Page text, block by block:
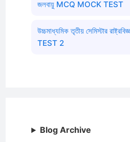
জলবায়ু MCQ MOCK TEST
উচ্চমাধ্যমিক তৃতীয় সেমিস্টার
TEST 2
Blog Archive